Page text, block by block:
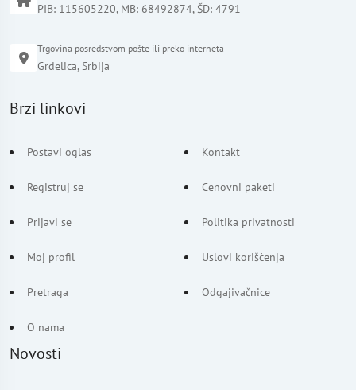
PIB: 115605220, MB: 68492874, ŠD: 4791
Trgovina posredstvom pošte ili preko interneta
Grdelica, Srbija
Brzi linkovi
Postavi oglas
Registruj se
Prijavi se
Moj profil
Pretraga
O nama
Kontakt
Cenovni paketi
Politika privatnosti
Uslovi korišćenja
Odgajivačnice
Novosti